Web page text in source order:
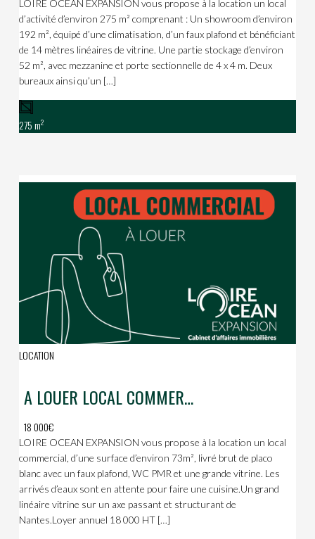
LOIRE OCEAN EXPANSION vous propose à la location un local
d’activité d’environ 275 m² comprenant : Un showroom d’environ
192 m², équipé d’une climatisation, d’un faux plafond et bénéficiant
de 14 mètres linéaires de vitrine. Une partie stockage d’environ
52 m², avec mezzanine et porte sectionnelle de 4 x 4 m. Deux
bureaux ainsi qu’un […]
275 m2
LOCATION
A LOUER LOCAL COMMERCIAL
18 000€
LOIRE OCEAN EXPANSION vous propose à la location un local
commercial, d’une surface d’environ 73m², livré brut de placo
blanc avec un faux plafond, WC PMR et une grande vitrine. Les
arrivés d’eaux sont en attente pour faire une cuisine.Un grand
linéaire vitrine sur un axe passant et structurant de
Nantes.Loyer annuel 18 000 HT […]